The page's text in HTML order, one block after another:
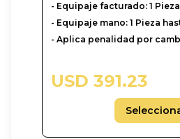
- Equipaje facturado: 1
- Equipaje mano: 1 Pieza
- Aplica penalidad por
USD 391.23